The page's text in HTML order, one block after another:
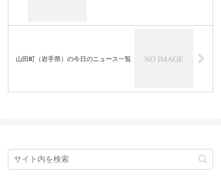
山田町（岩手県）の今日のニュース一覧